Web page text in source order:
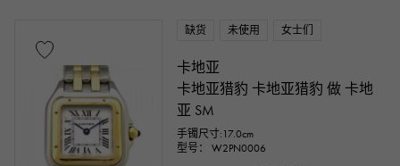
缺货 未使用 女士们
卡地亚
卡地亚猎豹 卡地亚猎豹 做 卡地
亚 SM
手镯尺寸:17.0cm
型号： W2PN0006